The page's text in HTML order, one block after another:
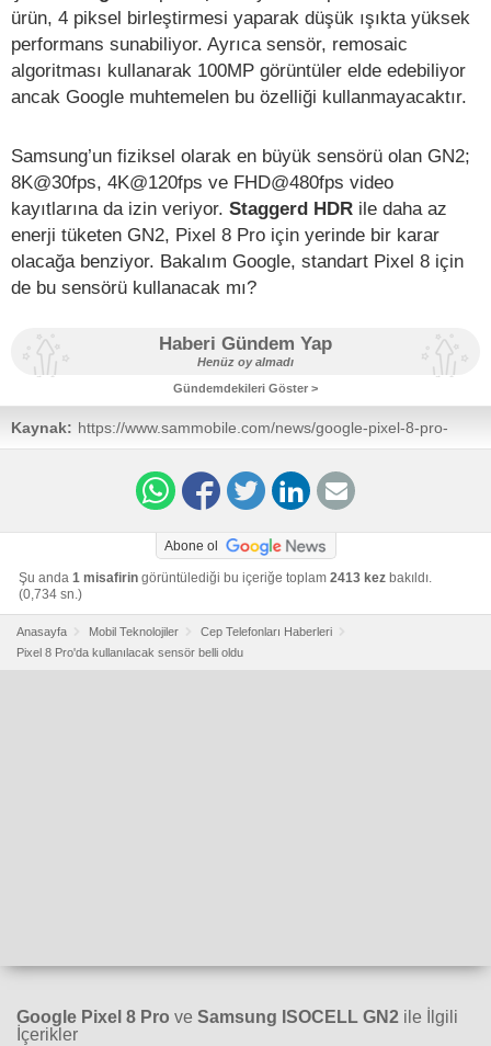
ürün, 4 piksel birleştirmesi yaparak düşük ışıkta yüksek
performans sunabiliyor. Ayrıca sensör, remosaic
algoritması kullanarak 100MP görüntüler elde edebiliyor
ancak Google muhtemelen bu özelliği kullanmayacaktır.
Samsung’un fiziksel olarak en büyük sensörü olan GN2;
8K@30fps, 4K@120fps ve FHD@480fps video
kayıtlarına da izin veriyor. Staggerd HDR ile daha az
enerji tüketen GN2, Pixel 8 Pro için yerinde bir karar
olacağa benziyor. Bakalım Google, standart Pixel 8 için
de bu sensörü kullanacak mı?
Haberi Gündem Yap
Henüz oy almadı
Gündemdekileri Göster >
Kaynak: https://www.sammobile.com/news/google-pixel-8-pro-
samsung-isocell-gn2-camera-sensor/
Abone ol
Şu anda 1 misafirin görüntülediği bu içeriğe toplam 2413 kez bakıldı.
(0,734 sn.)
Anasayfa Mobil Teknolojiler
Cep Telefonları Haberleri
Pixel 8 Pro'da kullanılacak sensör belli oldu
Google Pixel 8 Pro ve Samsung ISOCELL GN2 ile İlgili
İçerikler